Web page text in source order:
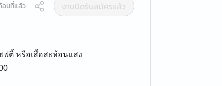
อนที่แล้ว
งานปิดรับสมัครแล้ว
ฟตี้ หรือเสื้อสะท้อนแสง